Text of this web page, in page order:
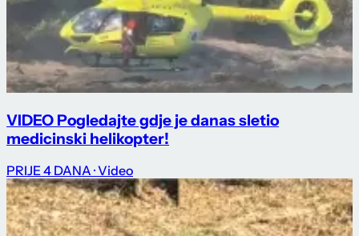
VIDEO Pogledajte gdje je danas sletio
medicinski helikopter!
PRIJE 4 DANA · Video